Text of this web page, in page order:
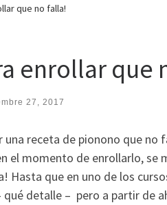
que no falla!
enrollar que
27, 2017
una receta de pionono que
el momento de enrollarlo, se
Hasta que en uno de los
detalle – pero a partir de